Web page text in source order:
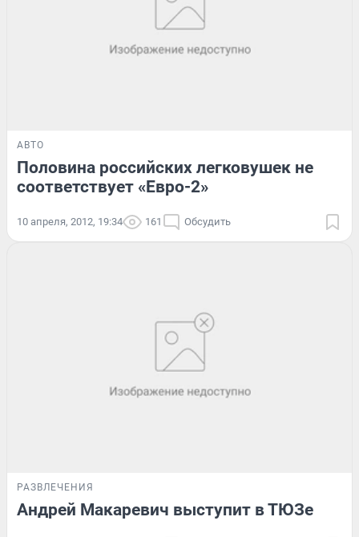
АВТО
Половина российских легковушек не
соответствует «Евро-2»
10 апреля, 2012, 19:34 161 Обсудить
РАЗВЛЕЧЕНИЯ
Андрей Макаревич выступит в ТЮЗе